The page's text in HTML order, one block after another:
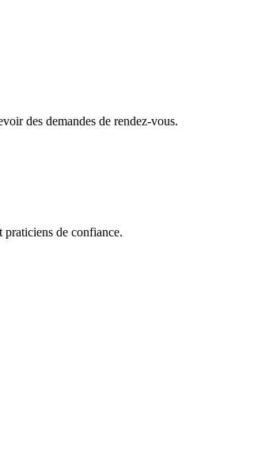
des demandes de rendez-vous.
de confiance.